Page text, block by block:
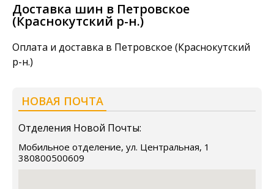
Доставка шин в Петровское
(Краснокутский р-н.)
Оплата и доставка в Петровское (Краснокутский
р-н.)
НОВАЯ ПОЧТА
Отделения Новой Почты:
Мобильное отделение, ул. Центральная, 1
380800500609